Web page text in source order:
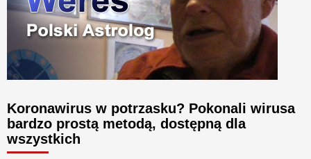
Koronawirus w potrzasku? Pokonali wirusa
bardzo prostą metodą, dostępną dla
wszystkich